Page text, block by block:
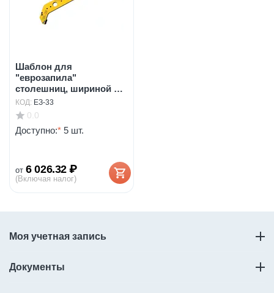
Шаблон для
"еврозапила"
столешниц, шириной от
600 до 1300...
КОД: ЕЗ-33
0.0
Доступно:* 5 шт.
от 6 026.32 ₽
(Включая налог)
Моя учетная запись
Документы